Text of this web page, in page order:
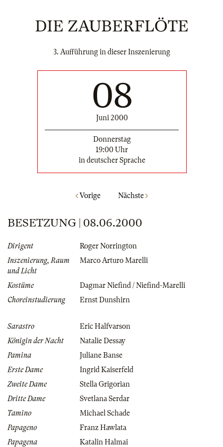
DIE ZAUBERFLÖTE
3. Aufführung in dieser Inszenierung
08
Juni 2000
Donnerstag
19:00 Uhr
in deutscher Sprache
Vorige Nächste
BESETZUNG | 08.06.2000
Dirigent
Roger Norrington
Inszenierung, Raum
und Licht
Marco Arturo Marelli
Kostüme
Dagmar Niefind / Niefind-Marelli
Choreinstudierung
Ernst Dunshirn
Sarastro
Eric Halfvarson
Königin der Nacht
Natalie Dessay
Pamina
Juliane Banse
Erste Dame
Ingrid Kaiserfeld
Zweite Dame
Stella Grigorian
Dritte Dame
Svetlana Serdar
Tamino
Michael Schade
Papageno
Franz Hawlata
Papagena
Katalin Halmai